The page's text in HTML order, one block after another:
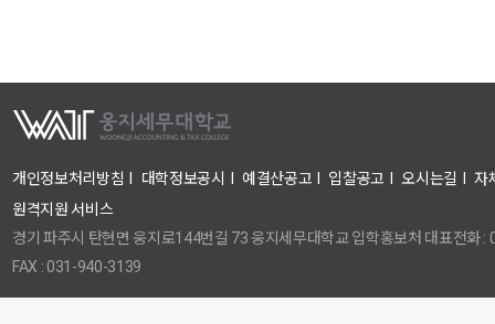
개인정보처리방침 대학정보공시 예결산공고 입찰공고 오시는길
자
원격지원 서비스
경기 파주시 탄현면 웅지로144번길 73 웅지세무대학교 입학홍보처 대표전화
FAX : 031-940-3139